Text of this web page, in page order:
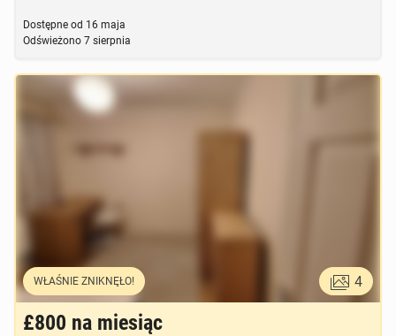
Dostępne od 16 maja
Odświeżono 7 sierpnia
WŁAŚNIE ZNIKNĘŁO! 4
£800 na miesiąc